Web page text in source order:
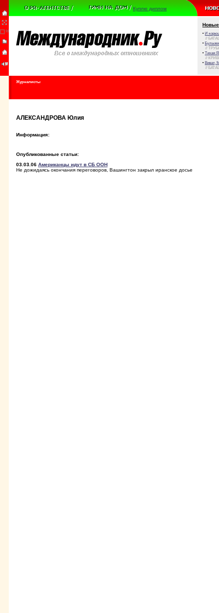
Куплю диплом
Новые
• И
//
•
//
• Тихая
//
• Виват,
//
Журналисты
АЛЕКСАНДРОВА Юлия
Информация:
Опубликованные статьи:
03.03.06 Американцы идут в СБ ООН
Не дожидаясь окончания переговоров, Вашингтон закрыл иранское досье